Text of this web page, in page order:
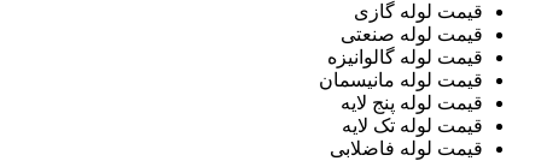
قیمت لوله گازی
قیمت لوله صنعتی
قیمت لوله گالوانیزه
قیمت لوله مانیسمان
قیمت لوله پنج لایه
قیمت لوله تک لایه
قیمت لوله فاضلابی